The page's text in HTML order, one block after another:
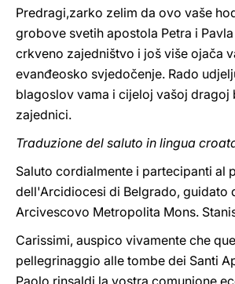
Predragi,zarko zelim da ovo vaše
grobove svetih apostola Petra i
crkveno zajedništvo i još više ojača
evanđeosko svjedočenje. Rado
blagoslov vama i cijeloj vašoj dragoj
zajednici.
Traduzione del saluto in lingua
Saluto cordialmente i partecipanti al
dell'Arcidiocesi di Belgrado, guidato
Arcivescovo Metropolita Mons.
Carissimi, auspico vivamente che
pellegrinaggio alle tombe dei Santi
Paolo rinsaldi la vostra comunione